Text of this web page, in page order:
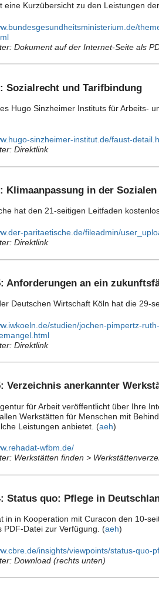
eine Kurzübersicht zu den Leistungen
Dokument auf der Internet-Seite als
Sozialrecht und Tarifbindung
Hugo Sinzheimer Instituts für Arbeits-
sinzheimer-institut.de/faust-
Direktlink
Klimaanpassung in der
hat den 21-seitigen Leitfaden
paritaetische.de/fileadmin/
Direktlink
Anforderungen an ein
Deutschen Wirtschaft Köln hat die 29-
studien/jochen-pimpertz-
Direktlink
Verzeichnis anerkannter
für Arbeit veröffentlicht über Ihre
Werkstätten für Menschen mit
Leistungen anbietet. (aeh)
wfbm.de/
Werkstätten finden >
Status quo: Pflege in
in in Kooperation mit Curacon den 10-
PDF-Datei zur Verfügung. (aeh)
insights/viewpoints/status-
Download (rechts unten)